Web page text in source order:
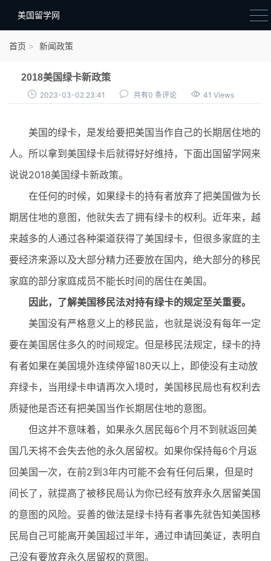
美国留学网
院校选择
材料准备
签证办理
留学生活
首页 新闻政策
2018美国绿卡新政策
2023-03-02 23:41 共有0 条评论 41 Views
美国的绿卡，是发给要把美国当作自己的长期居住地的
人。所以拿到美国绿卡后就得好好维持，下面出国留学网来
说说2018美国绿卡新政策。
在任何的时候，如果绿卡的持有者放弃了把美国做为长
期居住地的意图，他就失去了拥有绿卡的权利。近年来，越
来越多的人通过各种渠道获得了美国绿卡，但很多家庭的主
要经济来源以及大部分精力还要放在国内，绝大部分的移民
家庭的部分家庭成员不能长时间的居住在美国。
因此，了解美国移民法对持有绿卡的规定至关重要。
美国没有严格意义上的移民监，也就是说没有每年一定
要在美国居住多久的时间规定。但是移民法规定，绿卡的持
有者如果在美国境外连续停留180天以上，即使没有主动放
弃绿卡，当用绿卡申请再次入境时，美国移民局也有权利去
质疑他是否还有把美国当作长期居住地的意图。
但这并不意味着，如果永久居民每6个月不到就返回美
国几天将不会失去他的永久居留权。如果你保持每6个月返
回美国一次，在前2到3年内可能不会有任何后果，但是时
间长了，就提高了被移民局认为你已经有放弃永久居留美国
的意图的风险。妥善的做法是绿卡持有者事先就告知美国移
民局自己可能离开美国超过半年，通过申请回美证，表明自
己没有要放弃永久居留权的意图。